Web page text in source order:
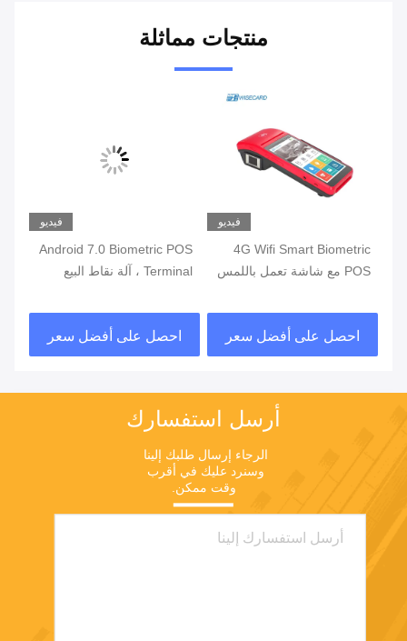
منتجات مماثلة
فيديو
4G Wifi Smart Biometric
POS مع شاشة تعمل باللمس
احصل على أفضل سعر
فيديو
Android 7.0 Biometric POS
Terminal ، آلة نقاط البيع
في البطارية
احصل على أفضل سعر
أرسل استفسارك
وقت ممكن.